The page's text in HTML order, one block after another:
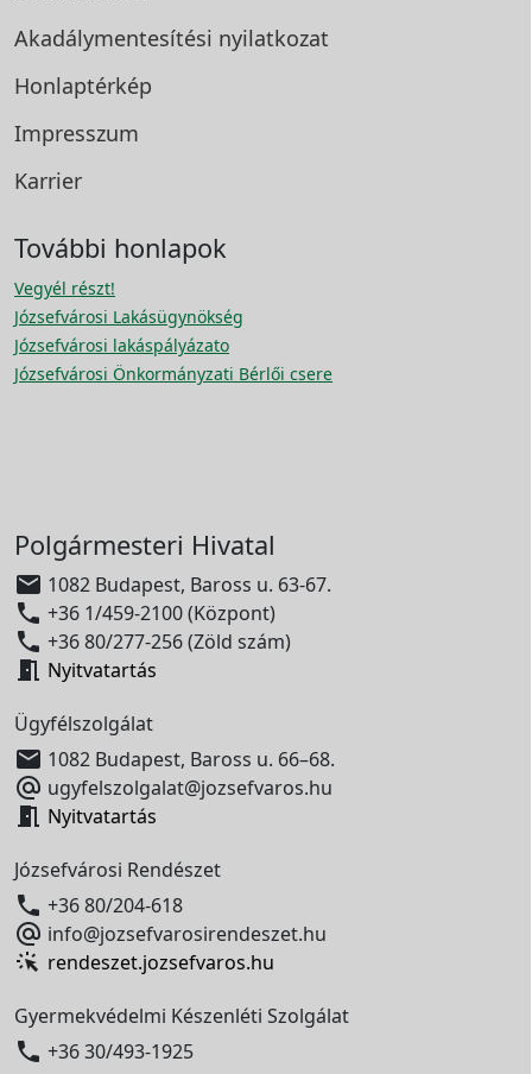
Akadálymentesítési nyilatkozat
Honlaptérkép
Impresszum
Karrier
További honlapok
Vegyél részt!
Józsefvárosi Lakásügynökség
Józsefvárosi lakáspályázato
Józsefvárosi Önkormányzati Bérlői csere
Polgármesteri Hivatal
 1082 Budapest, Baross u. 63-67.
 +36 1/459-2100 (Központ)
 +36 80/277-256 (Zöld szám)
 Nyitvatartás
Ügyfélszolgálat
 1082 Budapest, Baross u. 66–68.
 ugyfelszolgalat@jozsefvaros.hu
 Nyitvatartás
Józsefvárosi Rendészet
 +36 80/204-618
 info@jozsefvarosirendeszet.hu
rendeszet.jozsefvaros.hu
Gyermekvédelmi Készenléti Szolgálat
 +36 30/493-1925